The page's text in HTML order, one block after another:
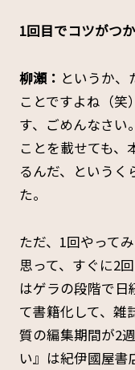
――1回目でコツがつ
柳瀬： というか、
ことですよね（
す、ごめんなさい
ことを載せても、
るんだ、というく
た。
ただ、1回やって
思って、すぐに2
はゲラの段階で日
て書籍化して、雑
質の編集期間が2
い』は紀伊國屋書